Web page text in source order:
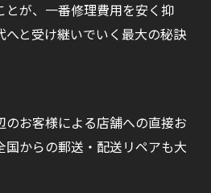
が、一番修理費用を安く抑
と受け継いでいく最大の秘訣
お客様による店舗への直接お
からの郵送・配送リペアも大